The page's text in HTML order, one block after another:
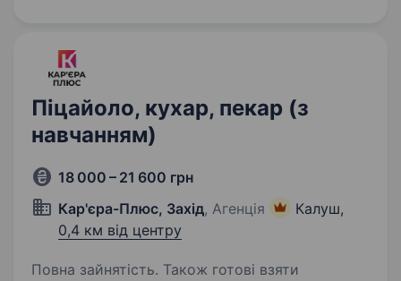
приймаємо на роботу…
Піцайоло, кухар, пекар (з
навчанням)
18 000 – 21 600 грн
Кар'єра-Плюс, Захід, Агенція
Калуш,
0,4 км від центру
Повна зайнятість. Також готові взяти